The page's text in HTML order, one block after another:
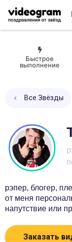
Быстрое
выполнение
Все Звёзды
рэпер, блогер,
от меня
напутствие или
Заказать